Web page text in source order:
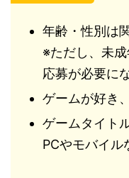
年齢・性別は
※ただし、未
応募が必要に
ゲームが好き
ゲームタイト
PCやモバイル